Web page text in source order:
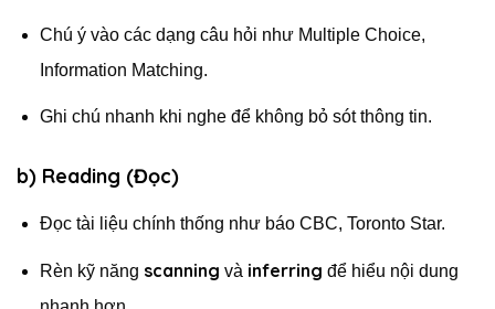
Chú ý vào các dạng câu hỏi như Multiple Choice,
Information Matching.
Ghi chú nhanh khi nghe để không bỏ sót thông tin.
b) Reading (Đọc)
Đọc tài liệu chính thống như báo CBC, Toronto Star.
Rèn kỹ năng scanning và inferring để hiểu nội dung